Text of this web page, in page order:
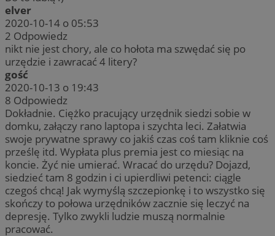
elver
2020-10-14 o 05:53
2 Odpowiedz
nikt nie jest chory, ale co hołota ma szwędać się po
urzędzie i zawracać 4 litery?
gość
2020-10-13 o 19:43
8 Odpowiedz
Dokładnie. Ciężko pracujący urzędnik siedzi sobie w
domku, załączy rano laptopa i szychta leci. Załatwia
swoje prywatne sprawy co jakiś czas coś tam kliknie coś
prześlę itd. Wypłata plus premia jest co miesiąc na
koncie. Żyć nie umierać. Wracać do urzędu? Dojazd,
siedzieć tam 8 godzin i ci upierdliwi petenci: ciągle
czegoś chcą! Jak wymyślą szczepionkę i to wszystko się
skończy to połowa urzędników zacznie się leczyć na
depresję. Tylko zwykli ludzie muszą normalnie
pracować.